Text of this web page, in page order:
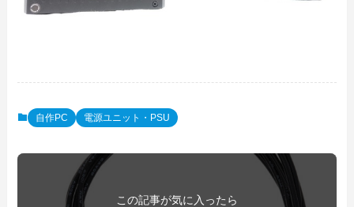
自作PC 電源ユニット・PSU
この記事が気に入ったら